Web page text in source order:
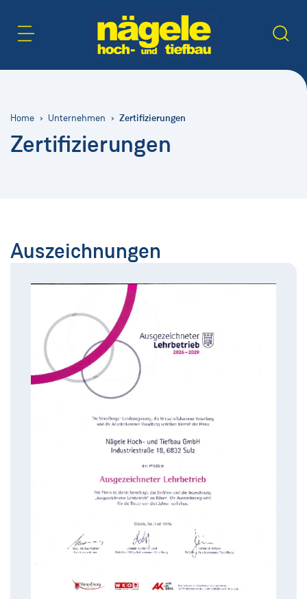
Home Unternehmen Zertifizierungen
Zertifizierungen
Auszeichnungen